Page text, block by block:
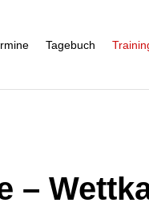
Tagebuch
–